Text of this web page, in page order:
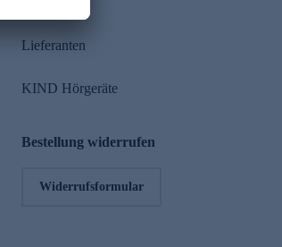
Lieferanten
KIND Hörgeräte
Bestellung widerrufen
Widerrufsformular